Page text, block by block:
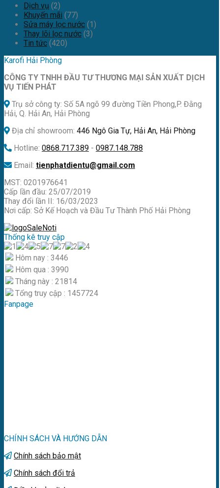
Dịch vụ (2)
Khuyến mãi (77)
Sửa máy lọc nước (1)
Thay lõi lọc nước (3)
Tin tức (420)
Karofi Hải Phòng
CÔNG TY TNHH ĐẦU TƯ THƯƠNG MẠI SẢN XUẤT DỊCH
VỤ TIẾN PHÁT
Trụ sở công ty: Số 5A ngõ 99 đường Tiền Phong,P. Đằng
Hải, Q. Hải An, Hải Phòng
Địa chỉ showroom: 446 Ngô Gia Tự, Hải An, Hải Phòng
Hotline: 0868.717.389 - 0987.148.788
Email: tienphatdientu@gmail.com
MST: 0201976641
Cấp lần đầu: 25/07/2019
Thay đổi lần II: 16/03/2023
Nơi cấp: Sở Kế Hoạch và Đầu Tư Thành Phố Hải Phòng
Thống kê truy cập
Hôm nay : 3446
Hôm qua : 3990
Tháng này : 21814
Tổng truy cập : 1457724
Fanpage
CHÍNH SÁCH VÀ HƯỚNG DẪN
Chính sách bảo mật
Chính sách đổi trả